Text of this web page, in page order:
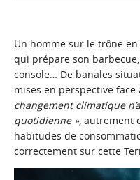
Un homme sur le trône
qui prépare son
console… De banales
mises en perspective
changement climatique
quotidienne », autrement
habitudes de
correctement sur cette